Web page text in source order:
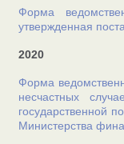
Форма
утвержденная
2020
Форма
несчастных
государственной
Министерства